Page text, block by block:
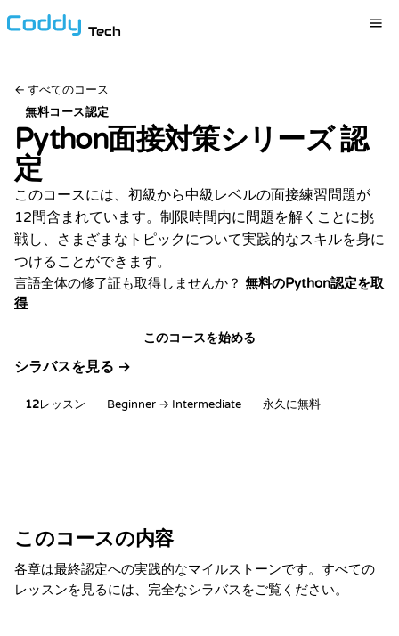
Tech
← すべてのコース
無料コース認定
Python面接対策シリーズ認
定
このコースには、初級から中級レベルの面接練習問題が
12問含まれています。制限時間内に問題を解くことに挑
戦し、さまざまなトピックについて実践的なスキルを身に
つけることができます。
言語全体の修了証も取得しませんか？ 無料のPython認定を取
得
このコースを始める
シラバスを見る →
12レッスン Beginner → Intermediate 永久に無料
セクションを完了しました
Python面接対策シリーズ
Kevin Spektor
Kevin
Spektor, CTO
8/7/2026
日付
このコースの内容
各章は最終認定への実践的なマイルストーンです。すべての
レッスンを見るには、完全なシラバスをご覧ください。